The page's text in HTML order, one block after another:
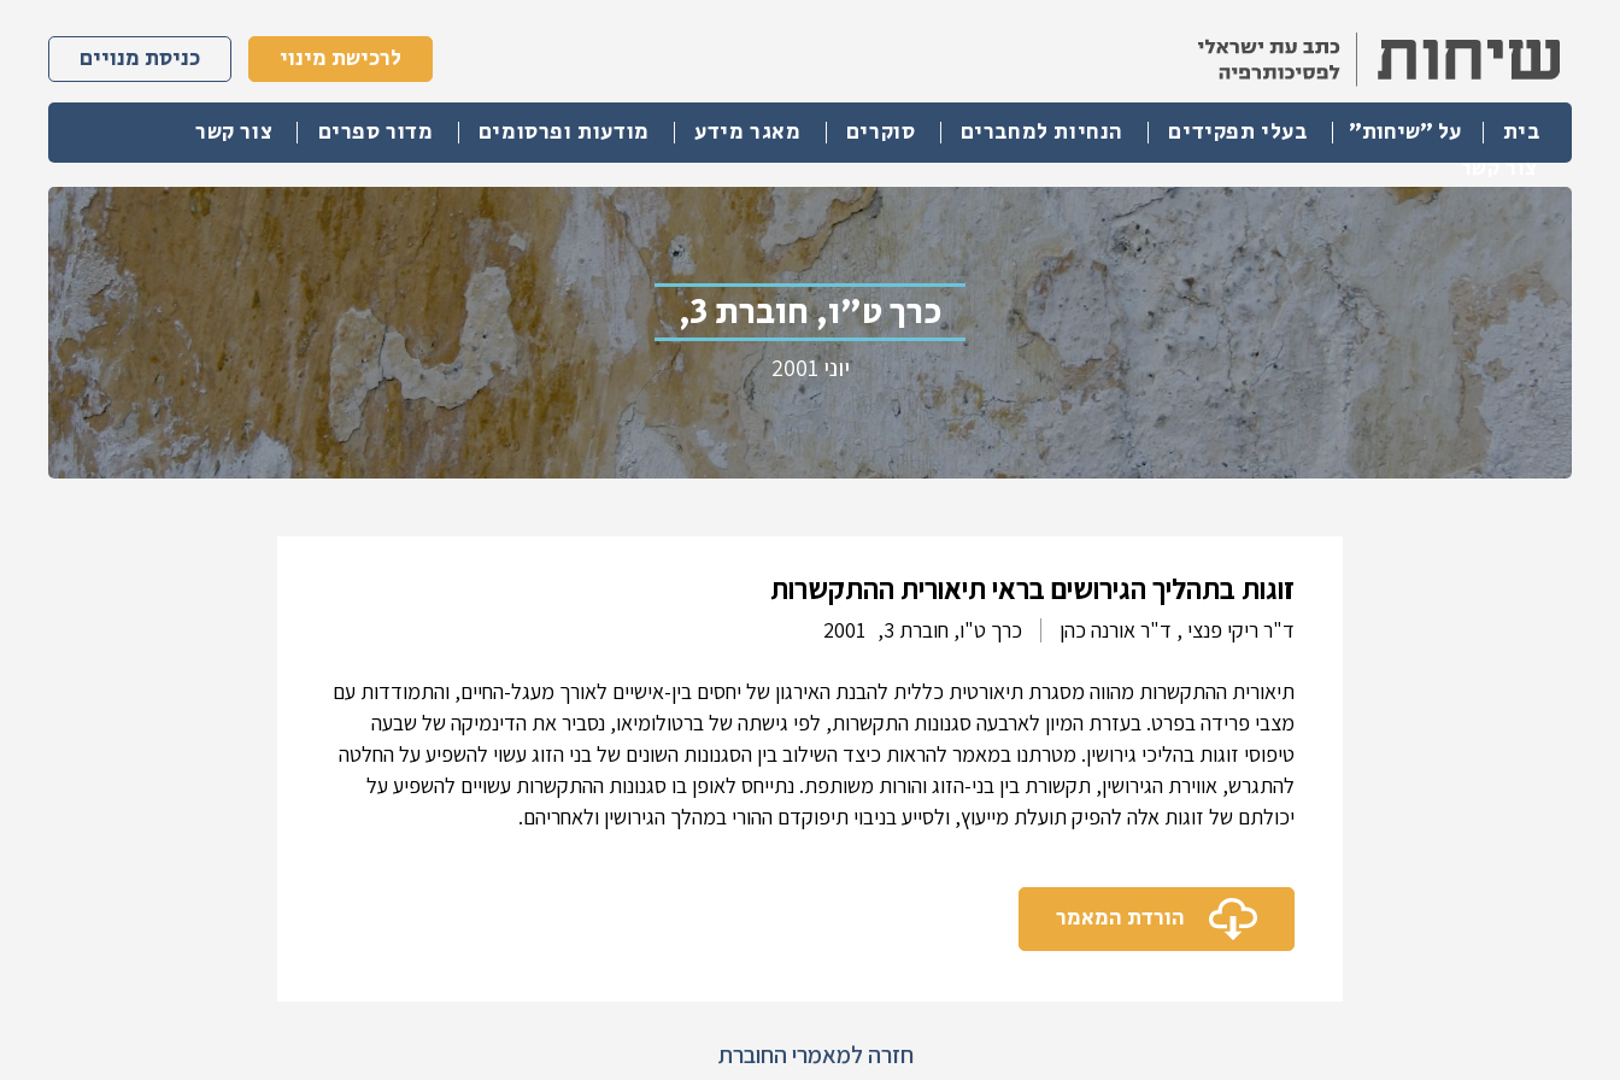
לרכישת מינוי כניסת מנויים
בית על "שיחות" בעלי תפקידים הנחיות למחברים סוקרים מאגר מידע מודעות ופרסומים מדור ספרים
צור קשר
צור קשר
כרך ט"ו, חוברת 3,
יוני 2001
זוגות בתהליך הגירושים בראי תיאורית ההתקשרות
ד"ר ריקי פנצי , ד"ר אורנה כהן כרך ט"ו, חוברת 3, 2001
תיאורית ההתקשרות מהווה מסגרת תיאורטית כללית להבנת האירגון של יחסים בין-אישיים לאורך מעגל-החיים, והתמודדות עם
מצבי פרידה בפרט. בעזרת המיון לארבעה סגנונות התקשרות, לפי גישתה של ברטולומיאו, נסביר את הדינמיקה של שבעה
טיפוסי זוגות בהליכי גירושין. מטרתנו במאמר להראות כיצד השילוב בין הסגנונות השונים של בני הזוג עשוי להשפיע על החלטה
להתגרש, אווירת הגירושין, תקשורת בין בני-הזוג והורות משותפת. נתייחס לאופן בו סגנונות ההתקשרות עשויים להשפיע על
יכולתם של זוגות אלה להפיק תועלת מייעוץ, ולסייע בניבוי תיפוקדם ההורי במהלך הגירושין ולאחריהם.
הורדת המאמר
חזרה למאמרי החוברת